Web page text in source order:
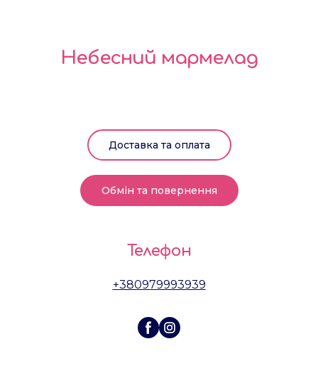
Небесний мармелад
Доставка та оплата
Обмін та повернення
Телефон
+380979993939